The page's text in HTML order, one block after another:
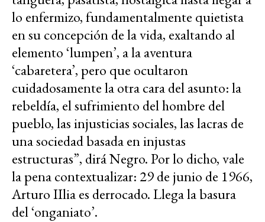
lo enfermizo, fundamentalmente quietista
en su concepción de la vida, exaltando al
elemento ‘lumpen’, a la aventura
‘cabaretera’, pero que ocultaron
cuidadosamente la otra cara del asunto: la
rebeldía, el sufrimiento del hombre del
pueblo, las injusticias sociales, las lacras de
una sociedad basada en injustas
estructuras”, dirá Negro. Por lo dicho, vale
la pena contextualizar: 29 de junio de 1966,
Arturo IIlia es derrocado. Llega la basura
del ‘onganiato’.